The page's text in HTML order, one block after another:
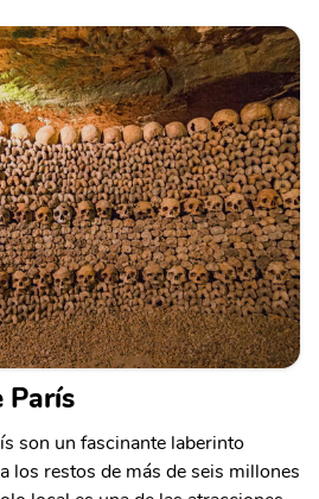
París
son un fascinante laberinto
los restos de más de seis millones